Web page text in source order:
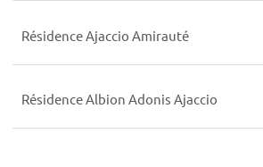
Résidence Ajaccio Amirauté
Résidence Albion Adonis Ajaccio